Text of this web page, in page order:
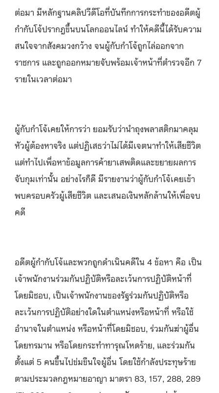
ต่อมา มีหลักฐานคลิปวีดีโอที่บันทึกการกระทำของอดีตผู้
กำกับโจ้ปรากฎขึ้นบนโลกออนไลน์ ทำให้คดีนี้ได้รับความ
สนใจจากสังคมวงกว้าง จนผู้กับกำโจ้ถูกไล่ออกจาก
ราชการ และถูกออกหมายจับพร้อมเจ้าหน้าที่ตำรวจอีก 7
รายในเวลาต่อมา
ผู้กับกำโจ้เคยให้การว่า ยอมรับว่านำถุงพลาสติกมาคลุม
หัวผู้ต้องหาจริง แต่ปฏิเสธว่าไม่ได้มีเจตนาทำให้เสียชีวิต
แต่ทำไปเพื่อหาข้อมูลการค้ายาเสพติดและขยายผลการ
จับกุมเท่านั้น อย่างไรก็ดี มีรายงานว่าผู้กับกำโจ้เคยเข้า
พบครอบครัวผู้เสียชีวิต และเสนอเงินหลักล้านให้เพื่อจบ
คดี
อดีตผู้กำกับโจ้และพวกถูกดำเนินคดีใน 4 ข้อหา คือ เป็น
เจ้าพนักงานร่วมกันปฏิบัติหรือละเว้นการปฏิบัติหน้าที่
โดยมิชอบ, เป็นเจ้าพนักงานของรัฐร่วมกันปฏิบัติหรือ
ละเว้นการปฏิบัติอย่างใดในตำแหน่งหรือหน้าที่ หรือใช้
อำนาจในตำแหน่ง หรือหน้าที่โดยมิชอบ, ร่วมกันฆ่าผู้อื่น
โดยทรมาน หรือโดยกระทำทารุณโหดร้าย, และร่วมกัน
ตั้งแต่ 5 คนขึ้นไปข่มขืนใจผู้อื่น โดยใช้กำลังประทุษร้าย
ตามประมวลกฎหมายอาญา มาตรา 83, 157, 288, 289